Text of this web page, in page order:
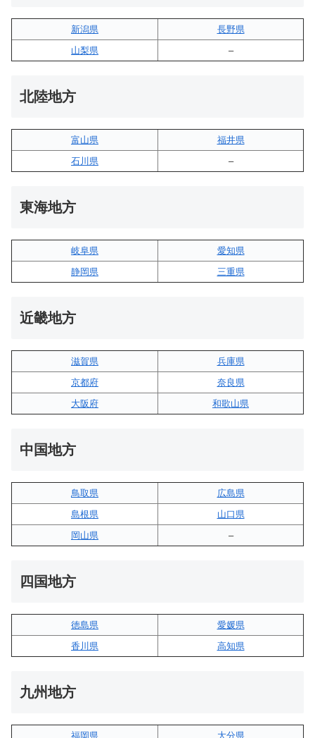
新潟県
長野県
山梨県
–
北陸地方
富山県
福井県
石川県
–
東海地方
岐阜県
愛知県
静岡県
三重県
近畿地方
滋賀県
兵庫県
京都府
奈良県
大阪府
和歌山県
中国地方
鳥取県
広島県
島根県
山口県
岡山県
–
四国地方
徳島県
愛媛県
香川県
高知県
九州地方
福岡県 大分県